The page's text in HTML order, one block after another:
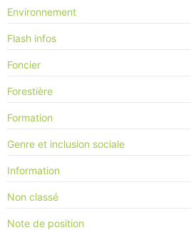
Environnement
Flash infos
Foncier
Forestière
Formation
Genre et inclusion sociale
Information
Non classé
Note de position